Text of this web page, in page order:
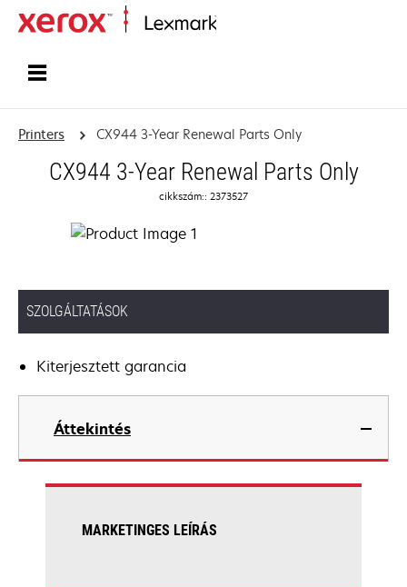
Printers CX944 3-Year Renewal Parts Only
CX944 3-Year Renewal Parts Only
cikkszám:: 2373527
SZOLGÁLTATÁSOK
Kiterjesztett garancia
Áttekintés
MARKETINGES LEÍRÁS